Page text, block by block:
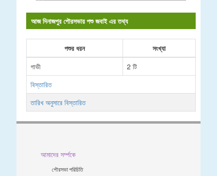
আজ দিনাজপুর পৌরসভায় পশু জবাই এর তথ্য
পশুর ধরন
সংখ্যা
গাভী
2 টি
বিস্তারিত
তারিখ অনুসারে বিস্তারিত
আমাদের সর্ম্পকে
পৌরসভা পরিচিতি